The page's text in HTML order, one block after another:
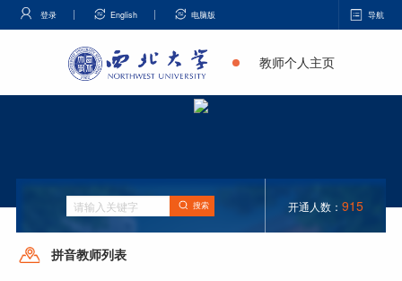
登录 English 电脑版 导航
教师个人主页
搜索 开通人数： 915
拼音教师列表